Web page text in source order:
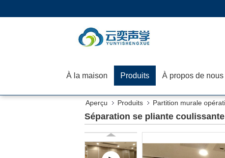
À la maison Produits À propos de nous
Aperçu Produits Partition murale
Séparation se pliante